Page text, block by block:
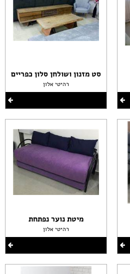
סט מזנון ושולחן סלון כפריים
רהיטי אלון
מיטת נוער נפתחת
רהיטי אלון